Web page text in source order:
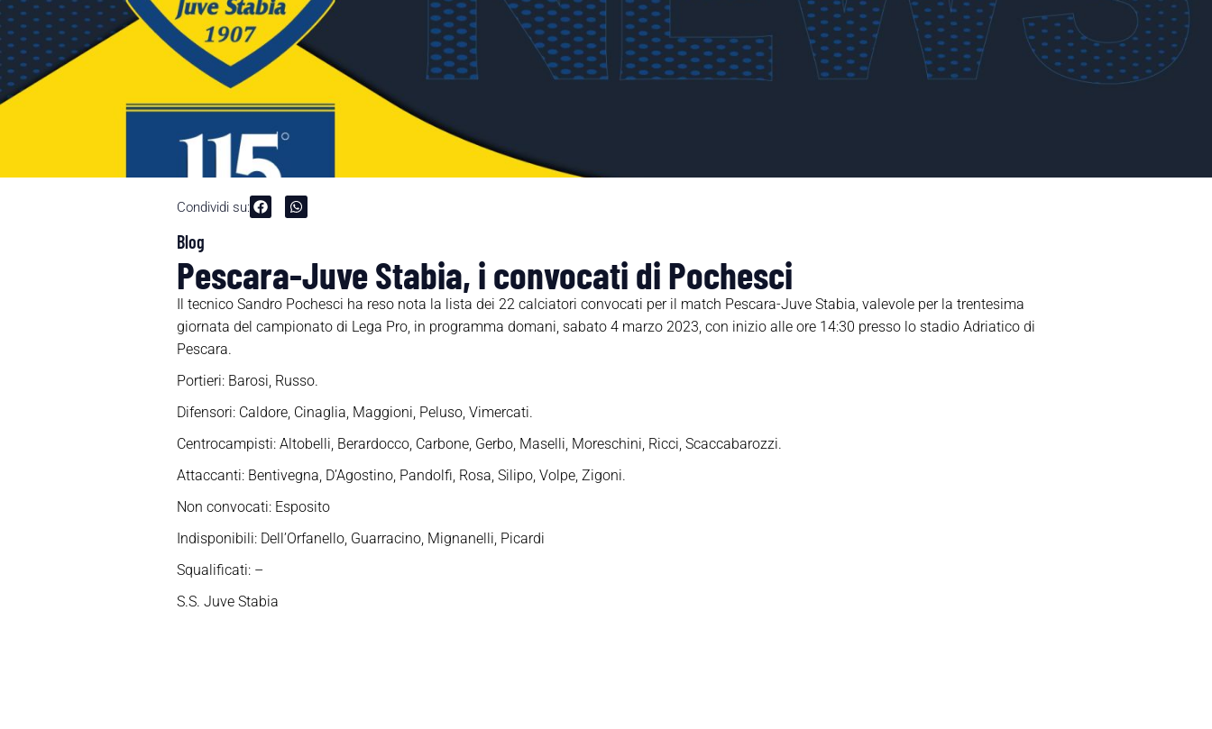
Condividi su:
Blog
Pescara-Juve Stabia, i convocati di Pochesci
Il tecnico Sandro Pochesci ha reso nota la lista dei 22 calciatori convocati per il match Pescara-Juve Stabia, valevole per la trentesima
giornata del campionato di Lega Pro, in programma domani, sabato 4 marzo 2023, con inizio alle ore 14:30 presso lo stadio Adriatico di
Pescara.
Portieri: Barosi, Russo.
Difensori: Caldore, Cinaglia, Maggioni, Peluso, Vimercati.
Centrocampisti: Altobelli, Berardocco, Carbone, Gerbo, Maselli, Moreschini, Ricci, Scaccabarozzi.
Attaccanti: Bentivegna, D’Agostino, Pandolfi, Rosa, Silipo, Volpe, Zigoni.
Non convocati: Esposito
Indisponibili: Dell’Orfanello, Guarracino, Mignanelli, Picardi
Squalificati: –
S.S. Juve Stabia